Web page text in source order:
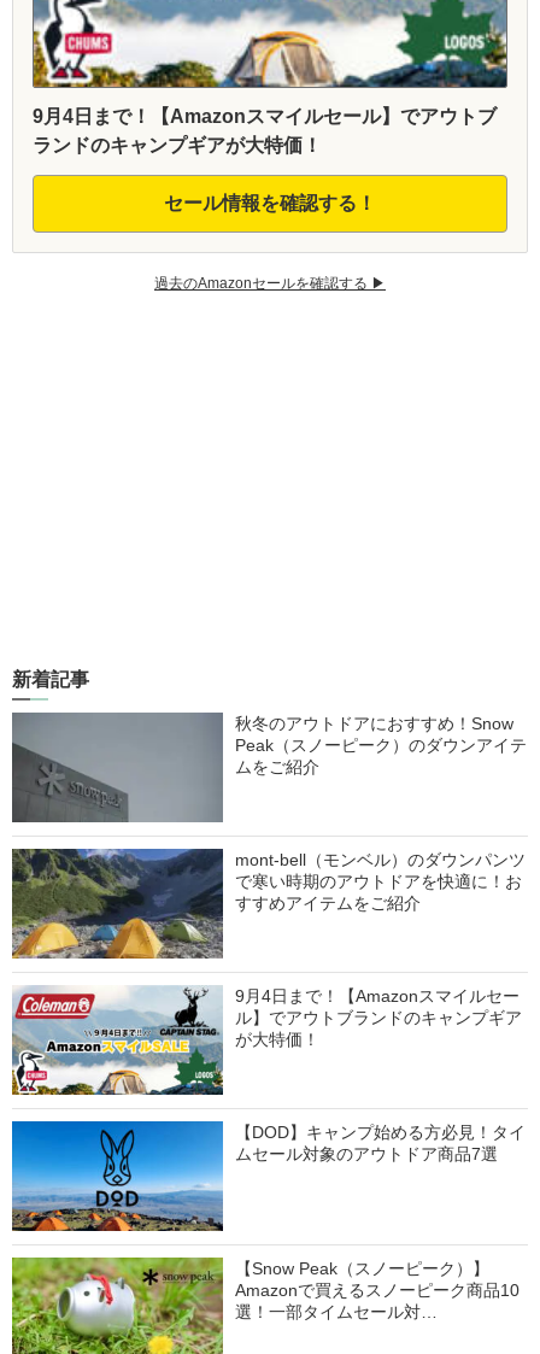
9月4日まで！【Amazonスマイルセール】でアウトブ
ランドのキャンプギアが大特価！
セール情報を確認する！
過去のAmazonセールを確認する ▶︎
新着記事
秋冬のアウトドアにおすすめ！Snow
Peak（スノーピーク）のダウンアイテ
ムをご紹介
mont-bell（モンベル）のダウンパンツ
で寒い時期のアウトドアを快適に！お
すすめアイテムをご紹介
9月4日まで！【Amazonスマイルセー
ル】でアウトブランドのキャンプギア
が大特価！
【DOD】キャンプ始める方必見！タイ
ムセール対象のアウトドア商品7選
【Snow Peak（スノーピーク）】
Amazonで買えるスノーピーク商品10
選！一部タイムセール対…